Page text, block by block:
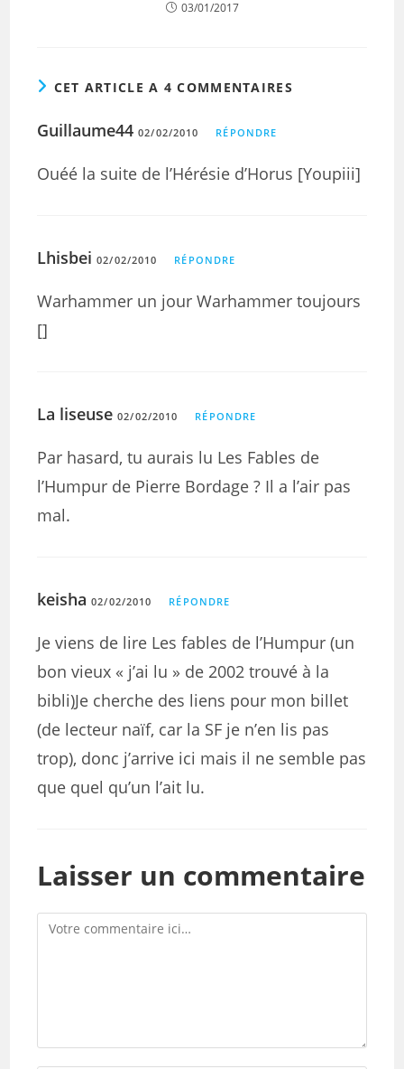
03/01/2017
CET ARTICLE A 4 COMMENTAIRES
Guillaume44 02/02/2010 RÉPONDRE
Ouéé la suite de l’Hérésie d’Horus [Youpiii]
Lhisbei 02/02/2010 RÉPONDRE
Warhammer un jour Warhammer toujours
[]
La liseuse 02/02/2010 RÉPONDRE
Par hasard, tu aurais lu Les Fables de
l’Humpur de Pierre Bordage ? Il a l’air pas
mal.
keisha 02/02/2010 RÉPONDRE
Je viens de lire Les fables de l’Humpur (un
bon vieux « j’ai lu » de 2002 trouvé à la
bibli)Je cherche des liens pour mon billet
(de lecteur naïf, car la SF je n’en lis pas
trop), donc j’arrive ici mais il ne semble pas
que quel qu’un l’ait lu.
Laisser un commentaire